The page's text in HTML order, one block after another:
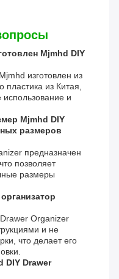
Mjmhd DIY
изготовлен из
пластика из Китая,
использование и
Mjmhd DIY
размеров
предназначен
позволяет
размеры
Organizer
и не
что делает его
DIY Drawer